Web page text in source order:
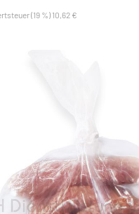
(19 %) 10,62 €